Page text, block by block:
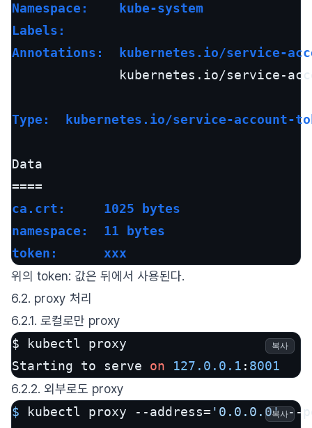
Namespace:    kube-system
Labels:
Annotations:  kubernetes.io/service-
kubernetes.io/service-
Type:  kubernetes.io/service-account-
Data
ca.crt:     1025 bytes
namespace:  11 bytes
token:      xxx
위의 token: 값은 뒤에서 사용된다.
6.2. proxy 처리
6.2.1. 로컬로만 proxy
$ kubectl proxy
Starting to serve on 127.0 .0 .1 : 8001
복사
6.2.2. 외부로도 proxy
$
kubectl proxy --address= '0.0.0.0' --
복사